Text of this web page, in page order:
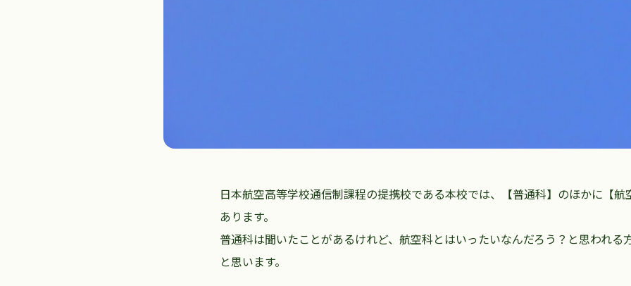
日本航空高等学校通信制課程の提携校である本校では、【普通科】のほかに【航
あります。
普通科は聞いたことがあるけれど、航空科とはいったいなんだろう？と思われる
と思います。